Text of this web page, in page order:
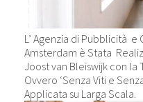
L’ Agenzia di Pubblicità
Amsterdam è Stata
Joost van Bleiswijk con la
Ovvero ‘Senza Viti e
Applicata su Larga Scala.